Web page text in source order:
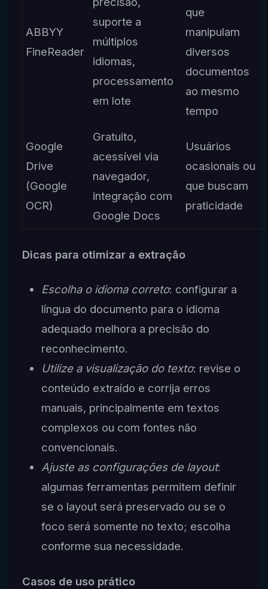
ABBYY
FineReader
suporte a
múltiplos
idiomas,
processamento
em lote
que
manipulam
diversos
documentos
ao mesmo
tempo
Google
Drive
(Google
OCR)
Gratuito,
acessível via
navegador,
integração com
Google Docs
Usuários
ocasionais ou
que buscam
praticidade
Dicas para otimizar a extração
Escolha o idioma correto: configurar a
língua do documento para o idioma
adequado melhora a precisão do
reconhecimento.
Utilize a visualização do texto: revise o
conteúdo extraído e corrija erros
manuais, principalmente em textos
complexos ou com fontes não
convencionais.
Ajuste as configurações de layout:
algumas ferramentas permitem definir
se o layout será preservado ou se o
foco será somente no texto; escolha
conforme sua necessidade.
Casos de uso prático